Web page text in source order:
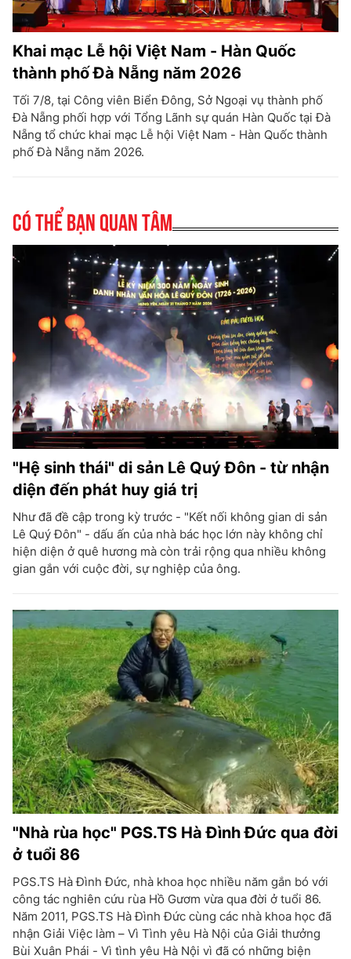
Khai mạc Lễ hội Việt Nam - Hàn Quốc
thành phố Đà Nẵng năm 2026
Tối 7/8, tại Công viên Biển Đông, Sở Ngoại vụ thành phố
Đà Nẵng phối hợp với Tổng Lãnh sự quán Hàn Quốc tại Đà
Nẵng tổ chức khai mạc Lễ hội Việt Nam - Hàn Quốc thành
phố Đà Nẵng năm 2026.
Có thể bạn quan tâm
"Hệ sinh thái" di sản Lê Quý Đôn - từ nhận
diện đến phát huy giá trị
Như đã đề cập trong kỳ trước - "Kết nối không gian di sản
Lê Quý Đôn" - dấu ấn của nhà bác học lớn này không chỉ
hiện diện ở quê hương mà còn trải rộng qua nhiều không
gian gắn với cuộc đời, sự nghiệp của ông.
"Nhà rùa học" PGS.TS Hà Đình Đức qua đời
ở tuổi 86
PGS.TS Hà Đình Đức, nhà khoa học nhiều năm gắn bó với
công tác nghiên cứu rùa Hồ Gươm vừa qua đời ở tuổi 86.
Năm 2011, PGS.TS Hà Đình Đức cùng các nhà khoa học đã
nhận Giải Việc làm – Vì Tình yêu Hà Nội của Giải thưởng
Bùi Xuân Phái - Vì tình yêu Hà Nội vì đã có những biện